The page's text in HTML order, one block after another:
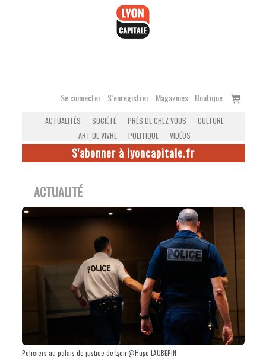
Se connecter S’enregistrer Magazines Boutique
Voir
ACTUALITÉS SOCIÉTÉ PRÈS DE CHEZ VOUS
CULTURE
ART DE VIVRE
POLITIQUE VIDÉOS
S'abonner à lyoncapitale.fr
ACTUALITÉ
Policiers au palais de justice de Lyon @Hugo LAUBEPIN